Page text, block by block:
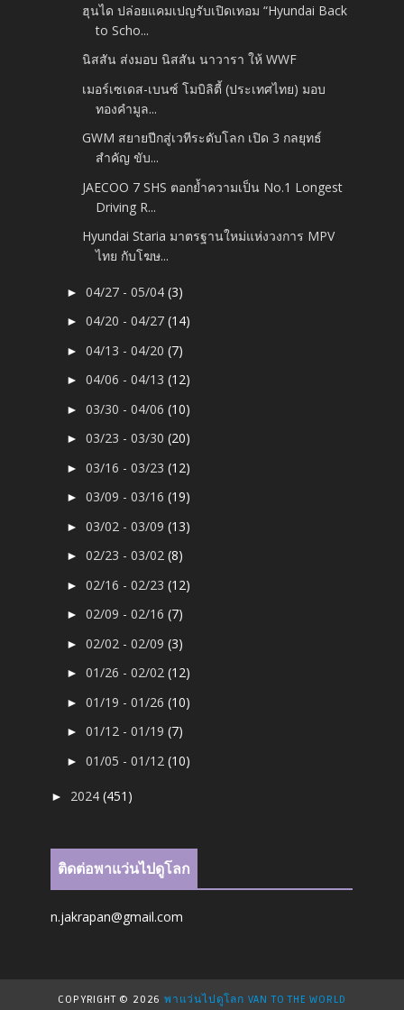
ฮุนได ปล่อยแคมเปญรับเปิดเทอม “Hyundai Back
to Scho...
นิสสัน ส่งมอบ นิสสัน นาวารา ให้ WWF
เมอร์เซเดส-เบนซ์ โมบิลิตี้ (ประเทศไทย) มอบ
ทองคำมูล...
GWM สยายปีกสู่เวทีระดับโลก เปิด 3 กลยุทธ์
สำคัญ ขับ...
JAECOO 7 SHS ตอกย้ำความเป็น No.1 Longest
Driving R...
Hyundai Staria มาตรฐานใหม่แห่งวงการ MPV
ไทย กับโฆษ...
►04/27 - 05/04(3)
►04/20 - 04/27(14)
►04/13 - 04/20(7)
►04/06 - 04/13(12)
►03/30 - 04/06(10)
►03/23 - 03/30(20)
►03/16 - 03/23(12)
►03/09 - 03/16(19)
►03/02 - 03/09(13)
►02/23 - 03/02(8)
►02/16 - 02/23(12)
►02/09 - 02/16(7)
►02/02 - 02/09(3)
►01/26 - 02/02(12)
►01/19 - 01/26(10)
►01/12 - 01/19(7)
►01/05 - 01/12(10)
► 2024(451)
ติดต่อพาแว่นไปดูโลก
n.jakrapan@gmail.com
COPYRIGHT © 2026พาแว่นไปดูโลก VAN TO THE WORLD